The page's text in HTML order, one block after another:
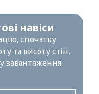
навіси
спочатку
та висоту стін,
завантаження.